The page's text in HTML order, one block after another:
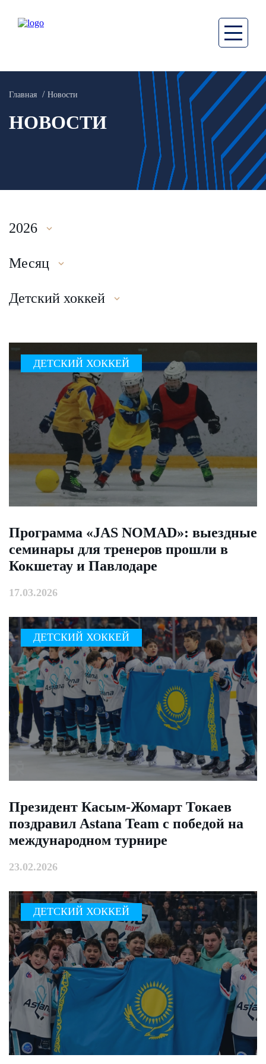
Главная Новости
НОВОСТИ
2026
Месяц
Детский хоккей
ДЕТСКИЙ ХОККЕЙ
Программа «JAS NOMAD»: выездные
семинары для тренеров прошли в
Кокшетау и Павлодаре
17.03.2026
ДЕТСКИЙ ХОККЕЙ
Президент Касым-Жомарт Токаев
поздравил Astana Team с победой на
международном турнире
23.02.2026
ДЕТСКИЙ ХОККЕЙ